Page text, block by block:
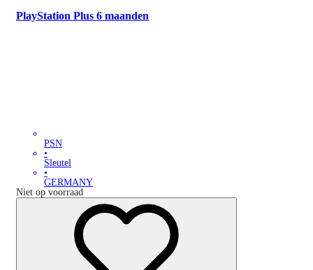
PlayStation Plus 6 maanden
PSN
•
Sleutel
•
GERMANY
Niet op voorraad